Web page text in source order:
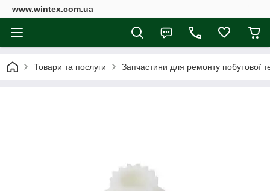
www.wintex.com.ua
Товари та послуги Запчастини для ремонту побутової